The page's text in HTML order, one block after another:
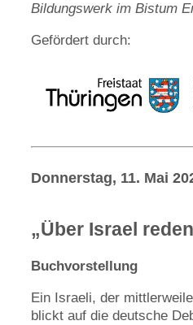
Bildungswerk im Bistum
Gefördert durch:
Donnerstag, 11. Mai
„Über Israel
Buchvorstellung
Ein Israeli, der
blickt auf die deutsche